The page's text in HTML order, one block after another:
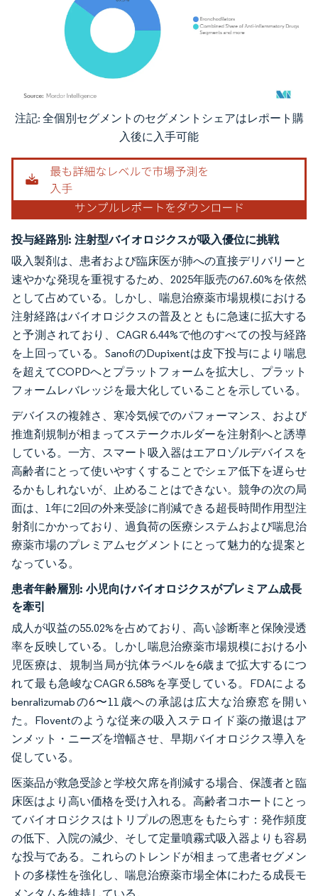
画像 © Mordor Intelligence。再利用にはCC BY 4.0の表示が必要です。
注記: 全個別セグメントのセグメントシェアはレポート購
入後に入手可能
投与経路別: 注射型バイオロジクスが吸入優位に挑戦
吸入製剤は、患者および臨床医が肺への直接デリバリーと
速やかな発現を重視するため、2025年販売の67.60%を依然
として占めている。しかし、喘息治療薬市場規模における
注射経路はバイオロジクスの普及とともに急速に拡大する
と予測されており、CAGR 6.44%で他のすべての投与経路
を上回っている。SanofiのDupixentは皮下投与により喘息
を超えてCOPDへとプラットフォームを拡大し、プラット
フォームレバレッジを最大化していることを示している。
デバイスの複雑さ、寒冷気候でのパフォーマンス、および
推進剤規制が相まってステークホルダーを注射剤へと誘導
している。一方、スマート吸入器はエアロゾルデバイスを
高齢者にとって使いやすくすることでシェア低下を遅らせ
るかもしれないが、止めることはできない。競争の次の局
面は、1年に2回の外来受診に削減できる超長時間作用型注
射剤にかかっており、過負荷の医療システムおよび喘息治
療薬市場のプレミアムセグメントにとって魅力的な提案と
なっている。
患者年齢層別: 小児向けバイオロジクスがプレミアム成長
を牽引
成人が収益の55.02%を占めており、高い診断率と保険浸透
率を反映している。しかし喘息治療薬市場規模における小
児医療は、規制当局が抗体ラベルを6歳まで拡大するにつ
れて最も急峻なCAGR 6.58%を享受している。FDAによる
benralizumabの6〜11歳への承認は広大な治療窓を開い
た。Floventのような従来の吸入ステロイド薬の撤退はア
ンメット・ニーズを増幅させ、早期バイオロジクス導入を
促している。
医薬品が救急受診と学校欠席を削減する場合、保護者と臨
床医はより高い価格を受け入れる。高齢者コホートにとっ
てバイオロジクスはトリプルの恩恵をもたらす：発作頻度
の低下、入院の減少、そして定量噴霧式吸入器よりも容易
な投与である。これらのトレンドが相まって患者セグメン
トの多様性を強化し、喘息治療薬市場全体にわたる成長モ